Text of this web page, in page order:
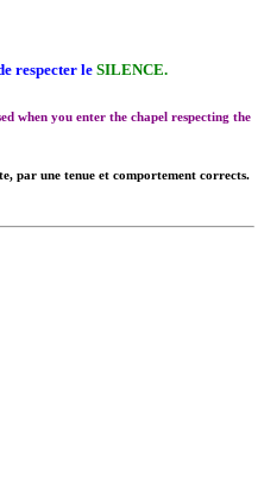
respecter le SILENCE.
when you enter the chapel respecting the
par une tenue et comportement corrects.